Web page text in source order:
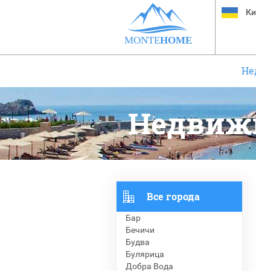
MONTEHOME
Все города
Бар
Бечичи
Будва
Булярица
Добра Вода